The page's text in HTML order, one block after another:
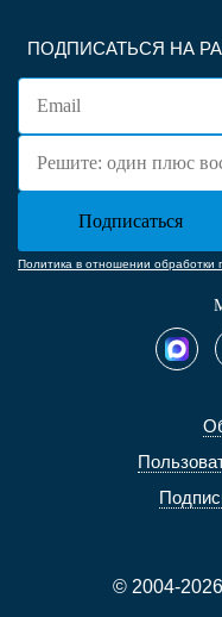
© 2004-
ПОДПИСАТЬСЯ НА
Политика в отношении обработки